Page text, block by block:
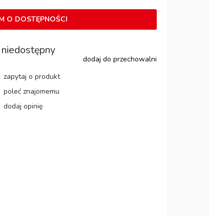
O DOSTĘPNOŚCI
dodaj do przechowalni
zapytaj o produkt
poleć znajomemu
dodaj opinię